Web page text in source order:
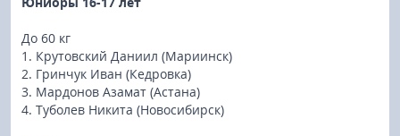
До 60 кг
1. Крутовский Даниил (Мариинск)
2. Гринчук Иван (Кедровка)
3. Мардонов Азамат (Астана)
4. Туболев Никита (Новосибирск)